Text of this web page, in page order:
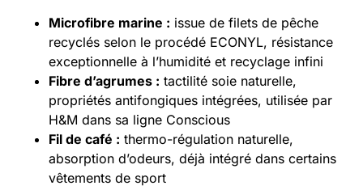
Microfibre marine : issue de filets de pêche
recyclés selon le procédé ECONYL, résistance
exceptionnelle à l’humidité et recyclage infini
Fibre d’agrumes : tactilité soie naturelle,
propriétés antifongiques intégrées, utilisée par
H&M dans sa ligne Conscious
Fil de café : thermo-régulation naturelle,
absorption d’odeurs, déjà intégré dans certains
vêtements de sport